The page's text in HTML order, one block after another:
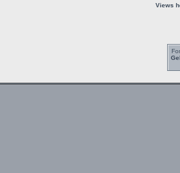
Views